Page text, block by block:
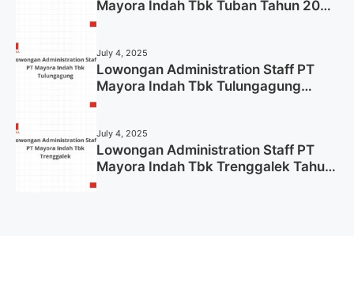
Mayora Indah Tbk Tuban Tahun 2025
July 4, 2025
Lowongan Administration Staff PT
Mayora Indah Tbk Tulungagung
July 4, 2025
Lowongan Administration Staff PT
Mayora Indah Tbk Trenggalek Tahun